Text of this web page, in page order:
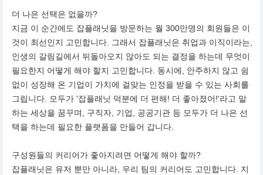
더 나은 선택은 없을까?
지금 이 순간에도 잡플래닛을 방문하는 월 300만명의 회원들은 이
것이 최선인지 고민합니다. 그래서 잡플래닛은 취업과 이직이라는,
인생의 갈림길에서 뒤돌아오지 않아도 되는 결정을 하는데 무엇이
필요한지 어떻게 해야 할지 고민합니다. 동시에, 안주하지 않고 쉼
없이 성장해 온 기업이 가치에 걸맞는 인정을 받을 수 있는 사회를
그립니다. 모두가 '잡플래닛 덕분에 더 편해! 더 좋아졌어!'라고 말
하는 세상을 꿈꾸며, 구직자, 기업, 공공기관 등 모두가 더 나은 선
택을 하는데 필요한 플랫폼을 만들어 갑니다.
구성원들의 커리어가 좋아지려면 어떻게 해야 할까?
잡플래닛은 유저 뿐만 아니라, 우리 팀의 커리어도 고민합니다. 지